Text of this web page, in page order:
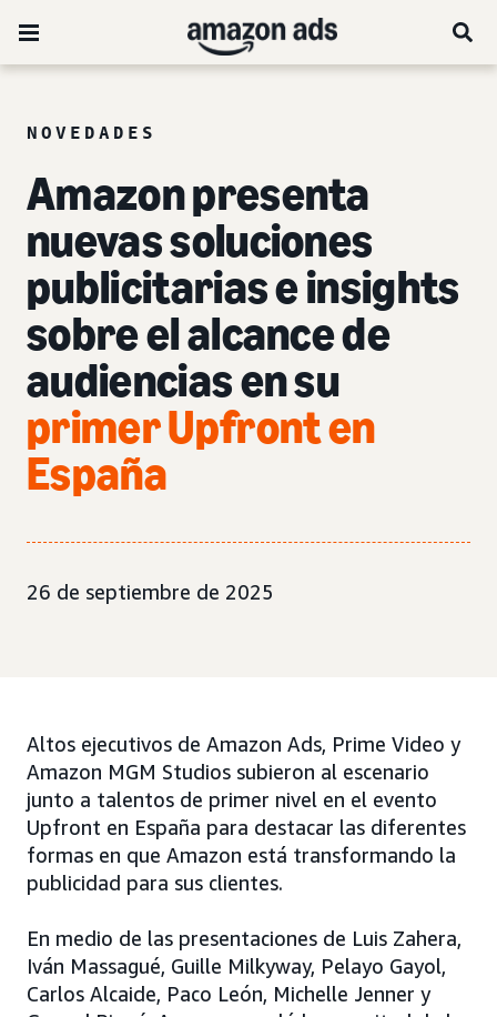
NOVEDADES
Amazon presenta
nuevas soluciones
publicitarias e insights
sobre el alcance de
audiencias en su
primer Upfront en
España
26 de septiembre de 2025
Altos ejecutivos de Amazon Ads, Prime Video y
Amazon MGM Studios subieron al escenario
junto a talentos de primer nivel en el evento
Upfront en España para destacar las diferentes
formas en que Amazon está transformando la
publicidad para sus clientes.
En medio de las presentaciones de Luis Zahera,
Iván Massagué, Guille Milkyway, Pelayo Gayol,
Carlos Alcaide, Paco León, Michelle Jenner y